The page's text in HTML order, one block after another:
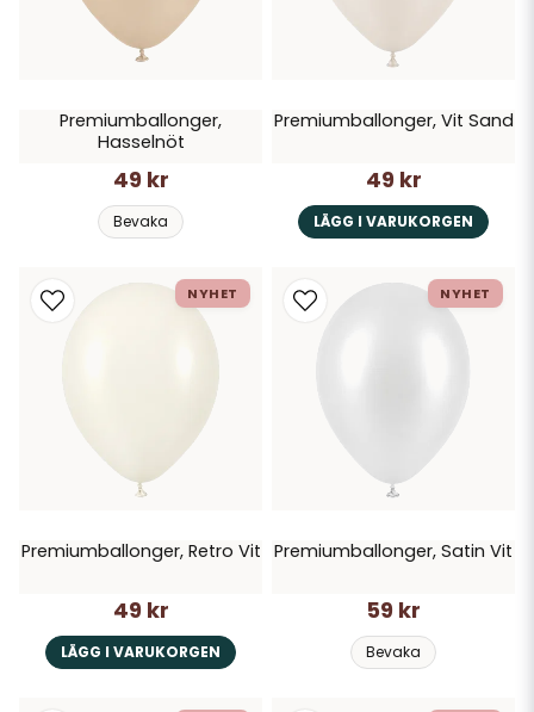
Premiumballonger,
Hasselnöt
49 kr
Bevaka
Premiumballonger, Vit Sand
49 kr
LÄGG I VARUKORGEN
Premiumballonger, Retro Vit
49 kr
LÄGG I VARUKORGEN
NYHET
Premiumballonger, Satin Vit
59 kr
Bevaka
NYHET